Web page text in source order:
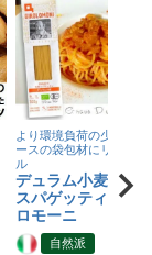
より環境負荷の少ない紙
ースの袋包材にリニュー
ル
デュラム小麦 有
スパゲッティ／ジ
ロモーニ
自然派